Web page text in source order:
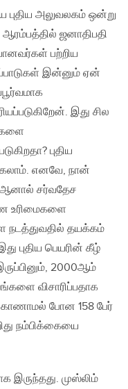
அலுவலகம் ஒன்று
ஜனாதிபதி
பற்றிய
இன்னும் ஏன்
இது சில
புதிய
எனவே, நான்
ஆனால் சர்வதேச
உரிமைகளை
நடத்துவதில் தயக்கம்
புதிய பெயரின் கீழ்
2000ஆம்
விசாரிப்பதாக
காணாமல் போன 158 பேர்
நம்பிக்கையை
இருந்தது. முஸ்லிம்